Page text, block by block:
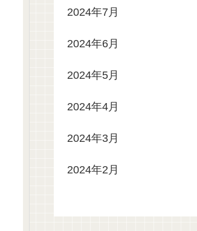
2024年7月
2024年6月
2024年5月
2024年4月
2024年3月
2024年2月